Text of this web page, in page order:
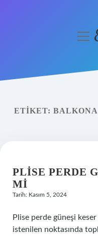
Yasal Uyarı
ETIKET:
PLISE PERDE
MI
Tarih: Kasım 5, 2024
Plise perde güneşi
istenilen noktasında